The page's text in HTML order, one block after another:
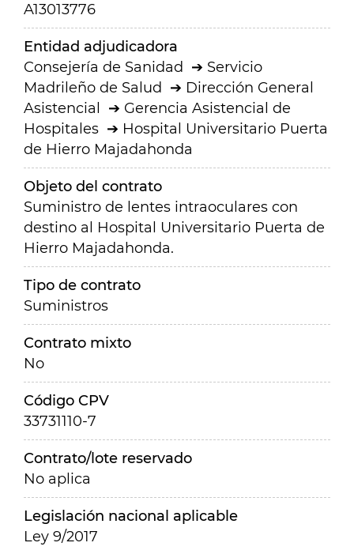
A13013776
Entidad adjudicadora
Consejería de Sanidad
Servicio
Madrileño de Salud
Dirección General
Asistencial
Gerencia Asistencial de
Hospitales
Hospital Universitario Puerta
de Hierro Majadahonda
Objeto del contrato
Suministro de lentes intraoculares con
destino al Hospital Universitario Puerta de
Hierro Majadahonda.
Tipo de contrato
Suministros
Contrato mixto
No
Código CPV
33731110-7
Contrato/lote reservado
No aplica
Legislación nacional aplicable
Ley 9/2017